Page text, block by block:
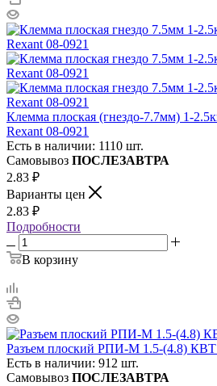
Клемма плоская (гнездо-7.7мм) 1-
Rexant 08-0921
Есть в наличии: 1110 шт.
Самовывоз ПОСЛЕЗАВТРА
2.83 ₽
Варианты цен
2.83 ₽
Подробности
В корзину
Разъем плоский РПИ-М 1.5-(4.8) КВТ
Есть в наличии: 912 шт.
Самовывоз ПОСЛЕЗАВТРА